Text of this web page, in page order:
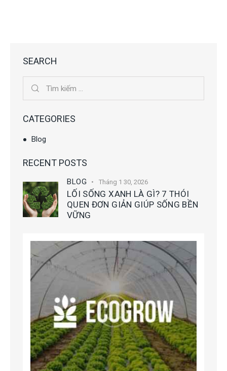
SEARCH
CATEGORIES
Blog
RECENT POSTS
BLOG Tháng 1 30, 2026
LỐI SỐNG XANH LÀ GÌ? 7 THÓI
QUEN ĐƠN GIẢN GIÚP SỐNG BỀN
VỮNG